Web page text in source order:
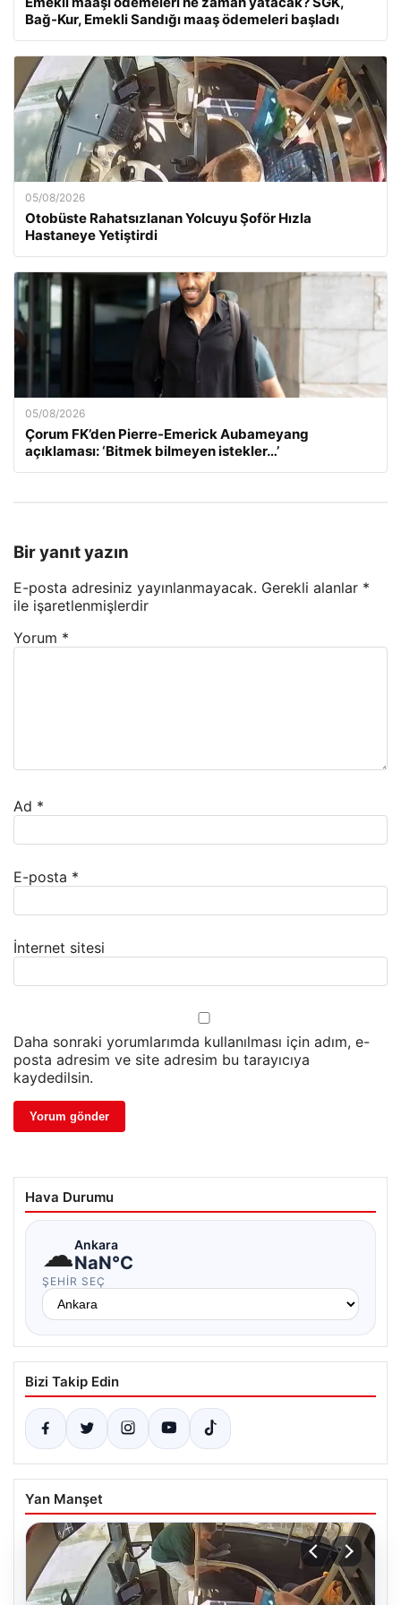
Bağ-Kur, Emekli Sandığı maaş ödemeleri başladı
05/08/2026
Otobüste Rahatsızlanan Yolcuyu Şoför Hızla
Hastaneye Yetiştirdi
05/08/2026
Çorum FK’den Pierre-Emerick Aubameyang
açıklaması: ‘Bitmek bilmeyen istekler…’
Bir yanıt yazın
E-posta adresiniz yayınlanmayacak. Gerekli alanlar *
ile işaretlenmişlerdir
Yorum *
Ad *
E-posta *
İnternet sitesi
Daha sonraki yorumlarımda kullanılması için adım, e-
posta adresim ve site adresim bu tarayıcıya
kaydedilsin.
Hava Durumu
☁Ankara
NaN°C
ŞEHIR SEÇ
Bizi Takip Edin
Yan Manşet